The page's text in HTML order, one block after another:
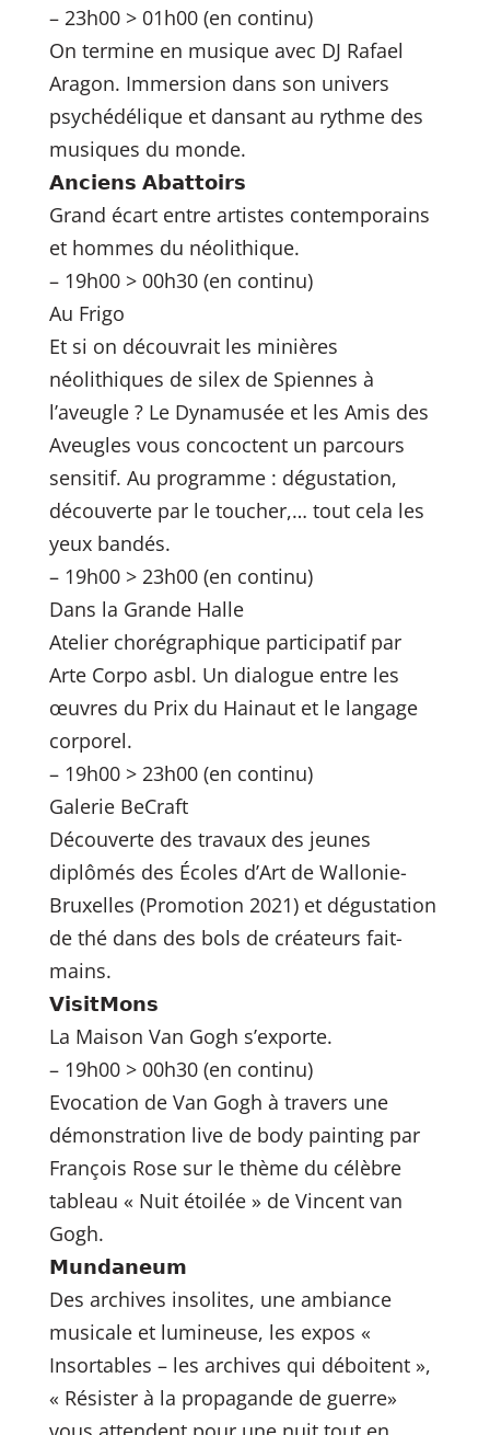
– 23h00 > 01h00 (en continu)
On termine en musique avec DJ Rafael
Aragon. Immersion dans son univers
psychédélique et dansant au rythme des
musiques du monde.
𝗔𝗻𝗰𝗶𝗲𝗻𝘀 𝗔𝗯𝗮𝘁𝘁𝗼𝗶𝗿𝘀
Grand écart entre artistes contemporains
et hommes du néolithique.
– 19h00 > 00h30 (en continu)
Au Frigo
Et si on découvrait les minières
néolithiques de silex de Spiennes à
l’aveugle ? Le Dynamusée et les Amis des
Aveugles vous concoctent un parcours
sensitif. Au programme : dégustation,
découverte par le toucher,… tout cela les
yeux bandés.
– 19h00 > 23h00 (en continu)
Dans la Grande Halle
Atelier chorégraphique participatif par
Arte Corpo asbl. Un dialogue entre les
œuvres du Prix du Hainaut et le langage
corporel.
– 19h00 > 23h00 (en continu)
Galerie BeCraft
Découverte des travaux des jeunes
diplômés des Écoles d’Art de Wallonie-
Bruxelles (Promotion 2021) et dégustation
de thé dans des bols de créateurs fait-
mains.
𝗩𝗶𝘀𝗶𝘁𝗠𝗼𝗻𝘀
La Maison Van Gogh s’exporte.
– 19h00 > 00h30 (en continu)
Evocation de Van Gogh à travers une
démonstration live de body painting par
François Rose sur le thème du célèbre
tableau « Nuit étoilée » de Vincent van
Gogh.
𝗠𝘂𝗻𝗱𝗮𝗻𝗲𝘂𝗺
Des archives insolites, une ambiance
musicale et lumineuse, les expos «
Insortables – les archives qui déboitent »,
« Résister à la propagande de guerre»